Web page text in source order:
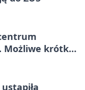
Możliwe krótkie